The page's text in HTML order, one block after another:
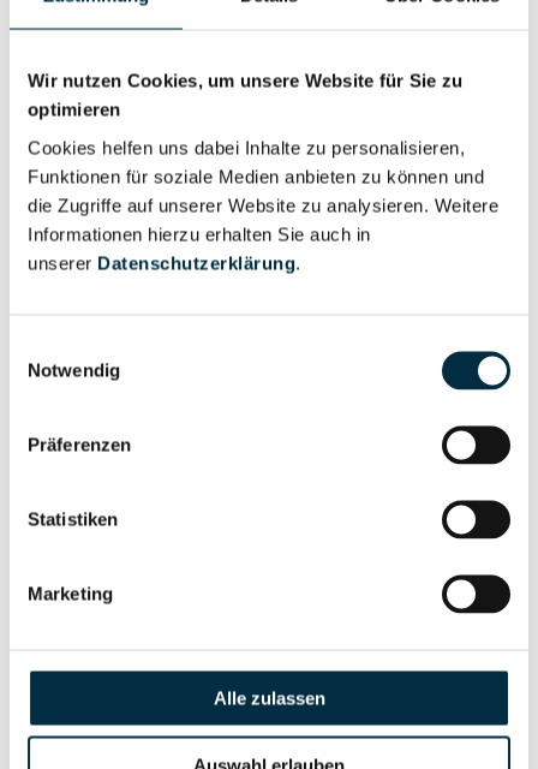
Wir nutzen Cookies, um unsere Website für Sie zu
optimieren
Cookies helfen uns dabei Inhalte zu personalisieren,
Funktionen für soziale Medien anbieten zu können und
die Zugriffe auf unserer Website zu analysieren. Weitere
Informationen hierzu erhalten Sie auch in
unserer Datenschutzerklärung.
Notwendig
Präferenzen
Statistiken
Marketing
Alle zulassen
Personen im Unternehmen
Geschäftsführer (1)
Für registrierte
Nutzer
Gesellschafterstruktur
Unternehmensprofil
Unternehmensnetzwerk
Unternehmensprofil
anfragen